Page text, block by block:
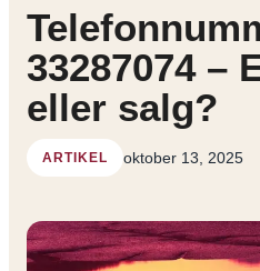
33287074 –
eller salg?
ARTIKEL oktober 13, 2025